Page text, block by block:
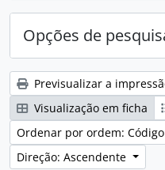
Opções de
Previsualizar a
Visualização em ficha
Ordenar por ordem:
Direção: Ascendente